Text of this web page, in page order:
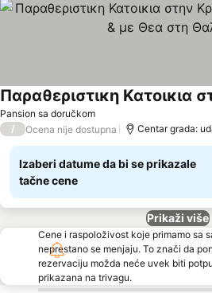
Pansion sa doručkom
Pogledaj cene
/ Ocena nije dostupna Centar grada:
Izaberi datume da bi se prikazale
tačne cene
Prikaži više
Cene i raspoloživost koje primamo sa
neprestano se menjaju. To znači da
rezervaciju možda neće uvek biti
prikazana na trivagu.